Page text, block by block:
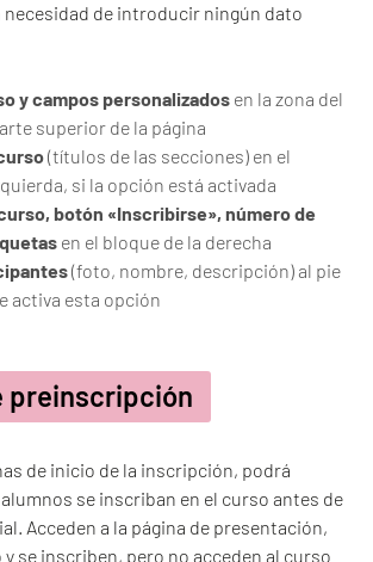
de introducir ningún dato
y campos personalizados en la zona del
superior de la página
(títulos de las secciones) en el
si la opción está activada
botón «Inscribirse», número de
en el bloque de la derecha
(foto, nombre, descripción) al pie
activa esta opción
preinscripción
de inicio de la inscripción, podrá
se inscriban en el curso antes de
Acceden a la página de presentación,
se inscriben, pero no acceden al curso